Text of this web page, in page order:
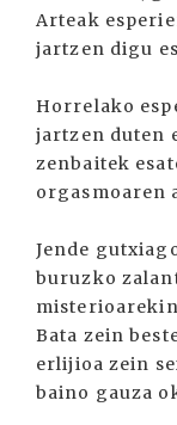
Arteak
jartzen digu
Horrelako
jartzen duten
zenbaitek
orgasmoaren
Jende
buruzko
Bata zein
erlijioa zein
baino gauza